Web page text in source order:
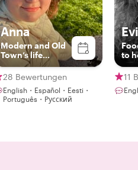
Anna
Modern and Old
Town’s life
specialist
28 Bewertungen
English・Español・Eesti・
Português・Русский
to
11